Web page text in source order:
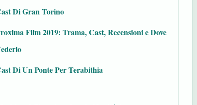
Di Gran Torino
Film 2019: Trama, Cast, Recensioni e Dove
Di Un Ponte Per Terabithia